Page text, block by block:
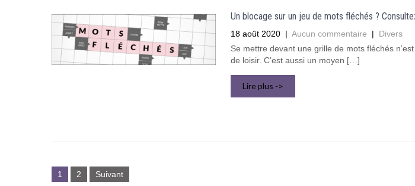
Un blocage sur un jeu de mots fléchés ?
18 août 2020 | Aucun commentaire | Divers
Se mettre devant une grille de mots fléchés
de loisir. C’est aussi un moyen […]
Lire plus ->
des
1 2 Suivant